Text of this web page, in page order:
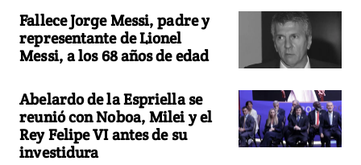
Fallece Jorge Messi, padre y
representante de Lionel
Messi, a los 68 años de edad
Abelardo de la Espriella se
reunió con Noboa, Milei y el
Rey Felipe VI antes de su
investidura